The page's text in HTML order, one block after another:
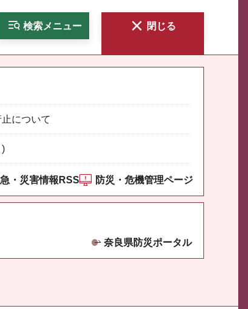
検索メニュー 閉じる
について
)
・災害情報RSS 防災・危機管理ページ
奈良県防災ポータル